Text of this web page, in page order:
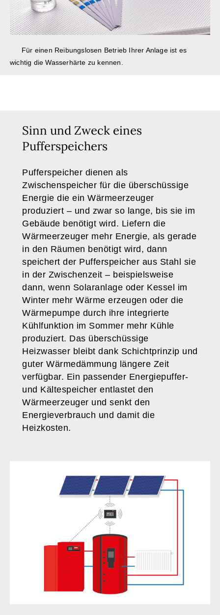
Für einen Reibungslosen Betrieb Ihrer Anlage ist es
wichtig die Wasserhärte zu kennen.
Sinn und Zweck eines
Pufferspeichers
Pufferspeicher dienen als
Zwischenspeicher für die überschüssige
Energie die ein Wärmeerzeuger
produziert – und zwar so lange, bis sie im
Gebäude benötigt wird. Liefern die
Wärmeerzeuger mehr Energie, als gerade
in den Räumen benötigt wird, dann
speichert der Pufferspeicher aus Stahl sie
in der Zwischenzeit – beispielsweise
dann, wenn Solaranlage oder Kessel im
Winter mehr Wärme erzeugen oder die
Wärmepumpe durch ihre integrierte
Kühlfunktion im Sommer mehr Kühle
produziert. Das überschüssige
Heizwasser bleibt dank Schichtprinzip und
guter Wärmedämmung längere Zeit
verfügbar. Ein passender Energiepuffer-
und Kältespeicher entlastet den
Wärmeerzeuger und senkt den
Energieverbrauch und damit die
Heizkosten.